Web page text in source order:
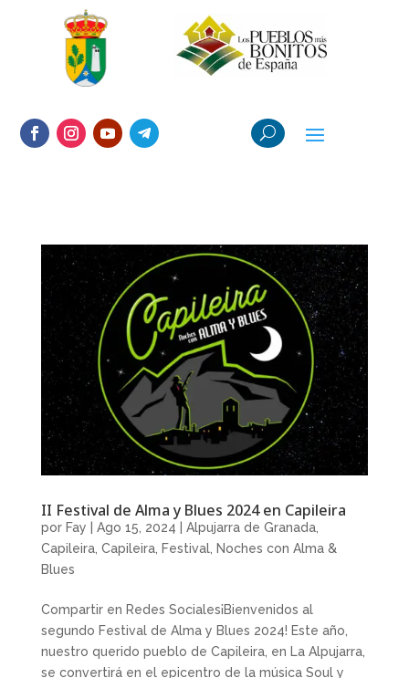
II Festival de Alma y Blues 2024 en Capileira
por Fay Ago 15, 2024 Alpujarra de Granada,
Capileira, Capileira, Festival, Noches con Alma &
Blues
Compartir en Redes Sociales¡Bienvenidos al
segundo Festival de Alma y Blues 2024! Este año,
nuestro querido pueblo de Capileira, en La Alpujarra,
se convertirá en el epicentro de la música Soul y